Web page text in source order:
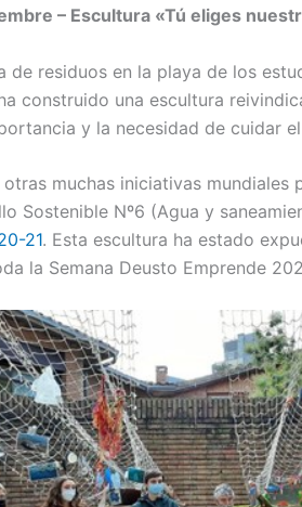
– Escultura «Tú eliges
de residuos en la playa de los
construido una escultura
y la necesidad de cuidar
muchas iniciativas mundiales
Sostenible Nº6 (Agua y
21. Esta escultura ha estado
la Semana Deusto Emprende